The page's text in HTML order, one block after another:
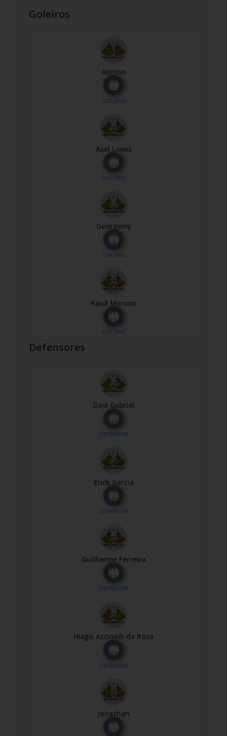
Goleiros
Alisson
Nº
1
GOLEIRO
Axel Lopes
Nº
22
GOLEIRO
Georgemy
Nº
95
GOLEIRO
Kauã Moroso
Nº
12
GOLEIRO
Defensores
Davi Gabriel
Nº
30
DEFENSOR
Erick Garcia
Nº
41
DEFENSOR
Guilherme Ferreira
Nº
19
DEFENSOR
Hiago Accinelli da Roza
Nº
37
DEFENSOR
Jonathan
Nº
13